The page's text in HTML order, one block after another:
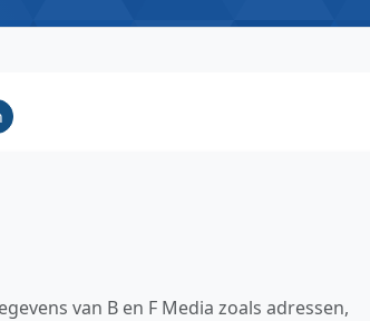
van B en F Media zoals adressen,